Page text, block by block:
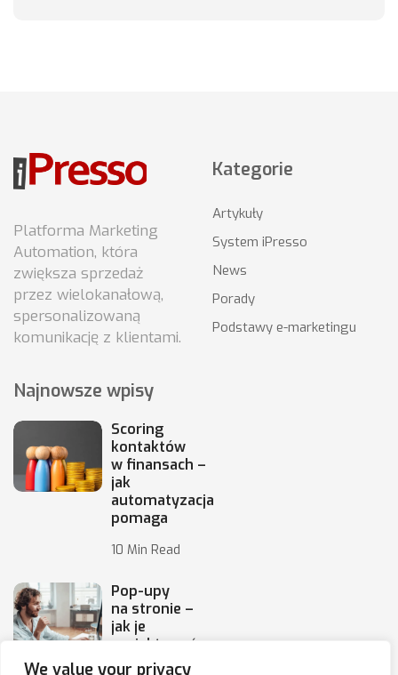
We value your privacy
Platforma Marketing
Automation, która
zwiększa sprzedaż
przez wielokanałową,
spersonalizowaną
komunikację z klientami.
Kategorie
Artykuły
System iPresso
News
Porady
Podstawy e-marketingu
Najnowsze wpisy
Scoring
kontaktów
w finansach –
jak
automatyzacja
pomaga
10 Min Read
Pop-upy
na stronie –
jak je
projektować,
by